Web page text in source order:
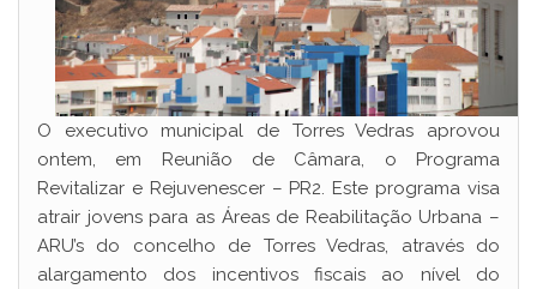
O executivo municipal de Torres Vedras aprovou
ontem, em Reunião de Câmara, o Programa
Revitalizar e Rejuvenescer – PR2. Este programa visa
atrair jovens para as Áreas de Reabilitação Urbana –
ARU’s do concelho de Torres Vedras, através do
alargamento dos incentivos fiscais ao nível do